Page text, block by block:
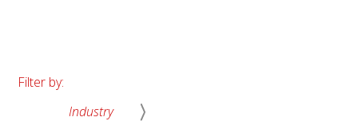
Filter by:
Industry